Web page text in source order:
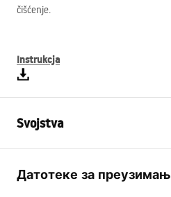
čišćenje.
Instrukcja
Svojstva
Način montaže
Датотеке за